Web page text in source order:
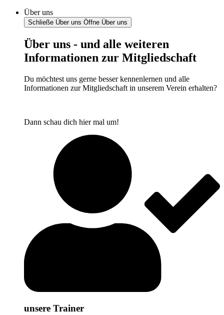
Über uns
Schließe Über uns Öffne Über uns
Über uns - und alle weiteren
Informationen zur Mitgliedschaft
Du möchtest uns gerne besser kennenlernen und alle
Informationen zur Mitgliedschaft in unserem Verein erhalten?
Dann schau dich hier mal um!
unsere Trainer